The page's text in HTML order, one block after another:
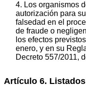
4. Los organismos
autorización para
falsedad en el
de fraude o
los efectos
enero, y en su
Decreto 557/2011,
Artículo 6.